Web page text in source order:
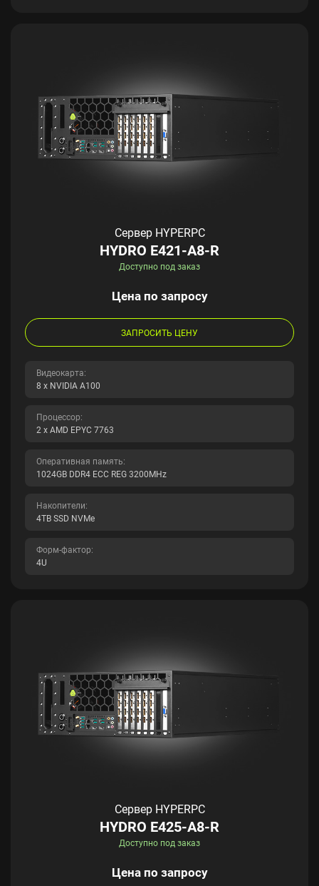
Сервер HYPERPC
HYDRO E421-A8-R
Доступно под заказ
Цена по запросу
ЗАПРОСИТЬ ЦЕНУ
Видеокарта:
8 x NVIDIA A100
Процессор:
2 x AMD EPYC 7763
Оперативная память:
1024GB DDR4 ECC REG 3200MHz
Накопители:
4TB SSD NVMe
Форм-фактор:
4U
Сервер HYPERPC
HYDRO E425-A8-R
Доступно под заказ
Цена по запросу